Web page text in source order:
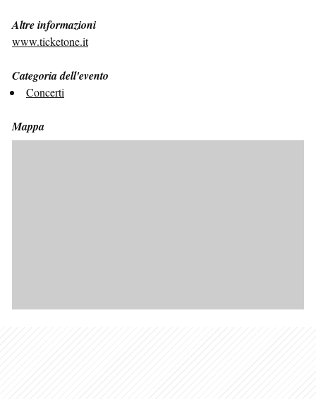
Altre informazioni
www.ticketone.it
Categoria dell'evento
Concerti
Mappa